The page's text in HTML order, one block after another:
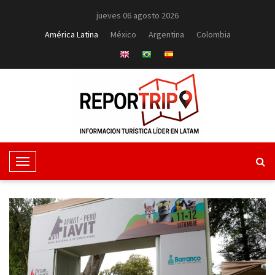
jueves 06 agosto 2026
América Latina
México Argentina Colombia
T
o
g
l
e
N
a